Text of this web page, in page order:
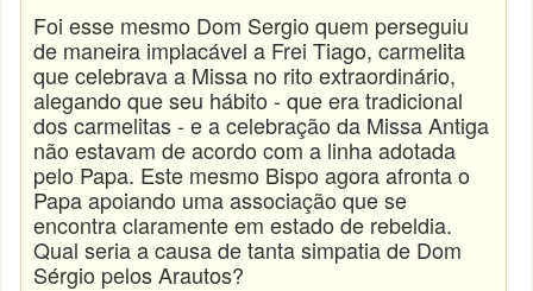
Foi esse mesmo Dom Sergio quem perseguiu
de maneira implacável a Frei Tiago, carmelita
que celebrava a Missa no rito extraordinário,
alegando que seu hábito - que era tradicional
dos carmelitas - e a celebração da Missa Antiga
não estavam de acordo com a linha adotada
pelo Papa. Este mesmo Bispo agora afronta o
Papa apoiando uma associação que se
encontra claramente em estado de rebeldia.
Qual seria a causa de tanta simpatia de Dom
Sérgio pelos Arautos?